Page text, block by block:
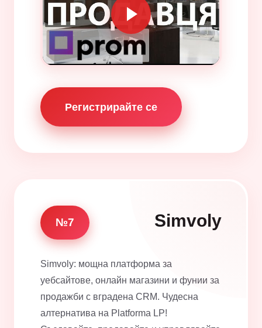
Регистрирайте се
№7 Simvoly
Simvoly: мощна платформа за
уебсайтове, онлайн магазини и фунии за
продажби с вградена CRM. Чудесна
алтернатива на Platforma LP!